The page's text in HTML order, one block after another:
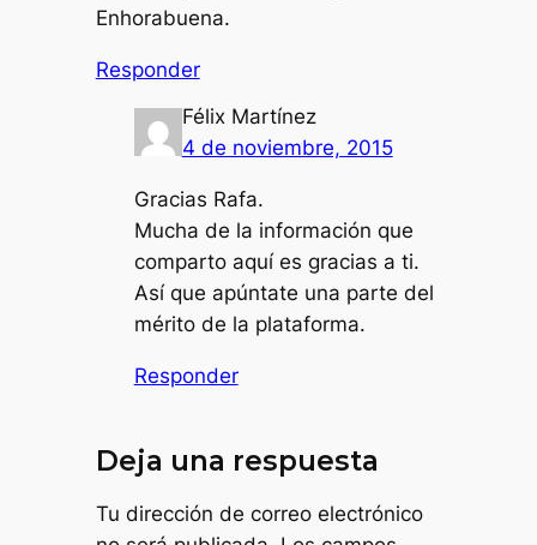
Enhorabuena.
Responder
Félix Martínez
4 de noviembre, 2015
Gracias Rafa.
Mucha de la información que
comparto aquí es gracias a ti.
Así que apúntate una parte del
mérito de la plataforma.
Responder
Deja una respuesta
Tu dirección de correo electrónico